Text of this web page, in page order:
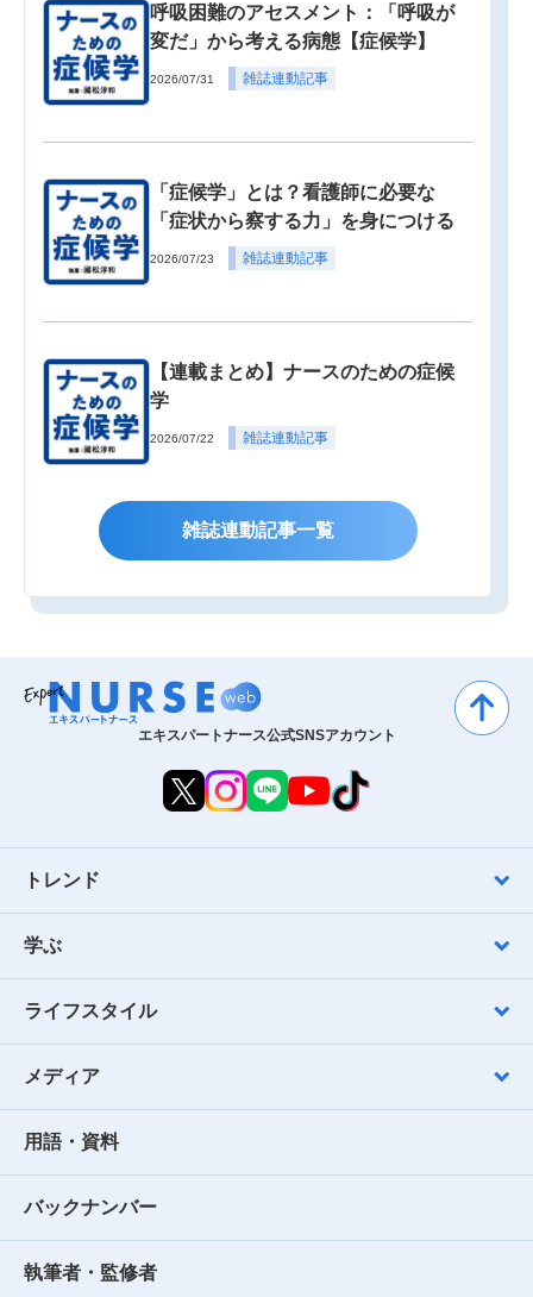
呼吸困難のアセスメント：「呼吸が
変だ」から考える病態【症候学】
2026/07/31 雑誌連動記事
「症候学」とは？看護師に必要な
「症状から察する力」を身につける
2026/07/23 雑誌連動記事
【連載まとめ】ナースのための症候
学
2026/07/22 雑誌連動記事
雑誌連動記事一覧
エキスパートナース公式SNSアカウント
トレンド
学ぶ
ライフスタイル
メディア
用語・資料
バックナンバー
執筆者・監修者